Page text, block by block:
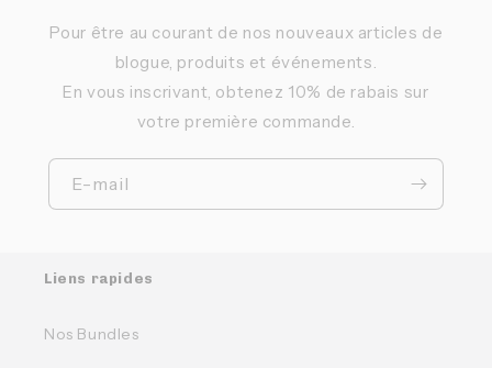
Pour être au courant de nos nouveaux articles de
blogue, produits et événements.
En vous inscrivant, obtenez 10% de rabais sur
votre première commande.
E-mail
Liens rapides
Nos Bundles